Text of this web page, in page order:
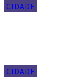
CIDADE
CIDADE